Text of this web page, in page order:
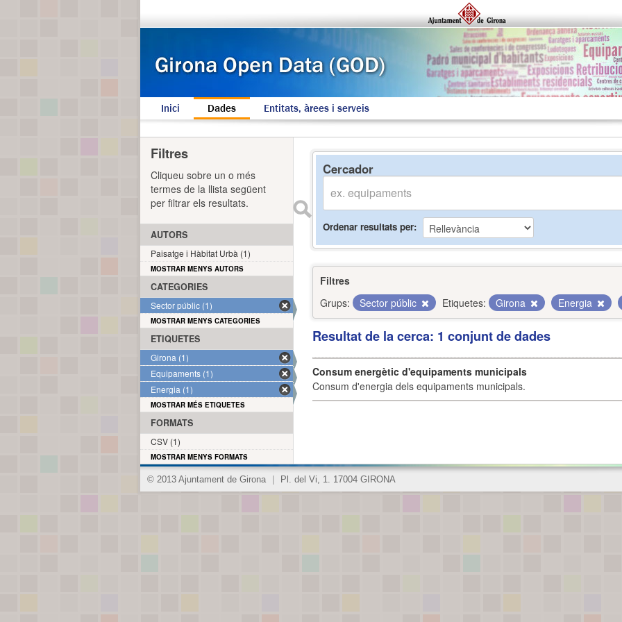
Inici Dades Entitats, àrees i serveis
Cercador
Ordenar resultats per
Filtres
Grups:
Sector públic Etiquetes: Girona Energia
Resultat de la cerca: 1 conjunt de dades
Consum energètic d'equipaments municipals
Consum d'energia dels equipaments municipals.
Filtres
Cliqueu sobre un o més
termes de la llista següent
per filtrar els resultats.
AUTORS
Paisatge i Hàbitat Urbà (1)
MOSTRAR MENYS AUTORS
CATEGORIES
Sector públic (1)
MOSTRAR MENYS CATEGORIES
ETIQUETES
Girona (1)
Equipaments (1)
Energia (1)
MOSTRAR MÉS ETIQUETES
FORMATS
CSV (1)
MOSTRAR MENYS FORMATS
© 2013 Ajuntament de Girona Pl. del Vi, 1. 17004 GIRONA